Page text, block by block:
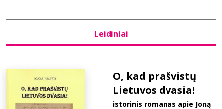
D.U.K.
Leidiniai
O, kad prašvistų
Lietuvos dvasia!
istorinis romanas apie Joną